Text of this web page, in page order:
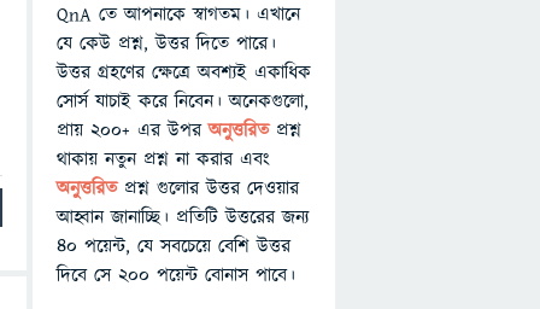
QnA তে আপনাকে স্বাগতম। এখানে
যে কেউ প্রশ্ন, উত্তর দিতে পারে।
উত্তর গ্রহণের ক্ষেত্রে অবশ্যই একাধিক
সোর্স যাচাই করে নিবেন। অনেকগুলো,
প্রায় ২০০+ এর উপরঅনুত্তরিতপ্রশ্ন
থাকায় নতুন প্রশ্ন না করার এবং
অনুত্তরিত প্রশ্ন গুলোর উত্তর দেওয়ার
আহ্বান জানাচ্ছি। প্রতিটি উত্তরের জন্য
৪০ পয়েন্ট, যে সবচেয়ে বেশি উত্তর
দিবে সে ২০০ পয়েন্ট বোনাস পাবে।